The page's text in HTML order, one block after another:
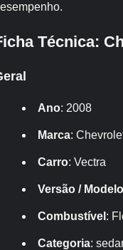
Técnica:
Ano: 2008
Marca:
Carro: Vectra
Versão / Modelo
Combustível :
Categoria: